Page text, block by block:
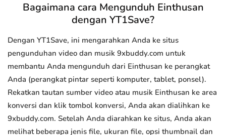
Bagaimana cara Mengunduh Einthusan
dengan YT1Save?
Dengan YT1Save, ini mengarahkan Anda ke situs
pengunduhan video dan musik 9xbuddy.com untuk
membantu Anda mengunduh dari Einthusan ke perangkat
Anda (perangkat pintar seperti komputer, tablet, ponsel).
Rekatkan tautan sumber video atau musik Einthusan ke area
konversi dan klik tombol konversi, Anda akan dialihkan ke
9xbuddy.com. Setelah Anda diarahkan ke situs, Anda akan
melihat beberapa jenis file, ukuran file, opsi thumbnail dan